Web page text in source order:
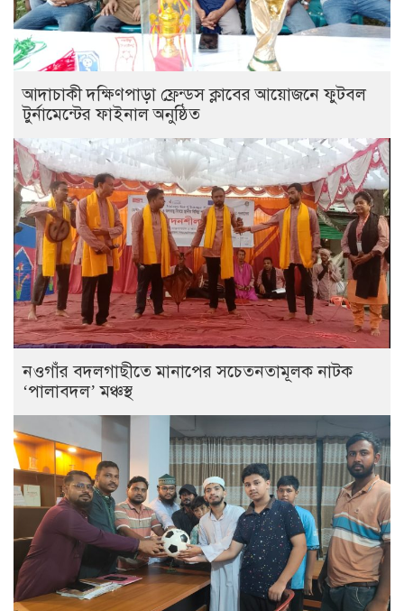
আদাচাকী দক্ষিণপাড়া ফ্রেন্ডস ক্লাবের আয়োজনে ফুটবল
টুর্নামেন্টের ফাইনাল অনুষ্ঠিত
নওগাঁর বদলগাছীতে মানাপের সচেতনতামূলক নাটক
‘পালাবদল’ মঞ্চস্থ